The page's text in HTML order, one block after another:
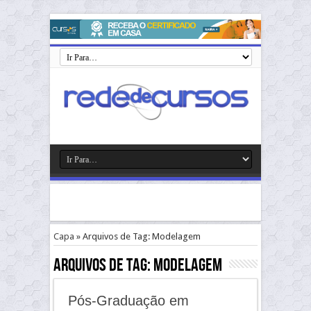
Capa » Arquivos de Tag: Modelagem
Arquivos de Tag:Modelagem
Pós-Graduação em